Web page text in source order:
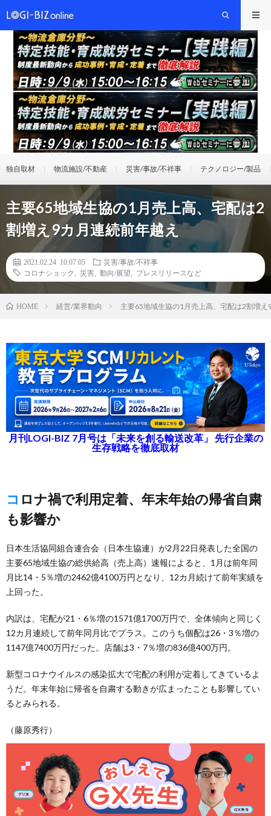
独自取材 物流施設/不動産 災害/事故/不祥事 テクノロジー/製品
主要65地域生協の1月売上高、宅配は2
割増え9カ月連続前年越え
2021.02.24 10:07:05
災害/事故/不祥事
コロナショック
災害 動向/展望 プレスリリースなど
HOME 経営/業界動向 主要65地域生協の1月売上高、宅配は2割増え
月刊LOGI-BIZ 7月号は「未来を創る輸送改革」 先行企業の
生存戦略を徹底取材
コロナ禍で利用定着、年末年始の帰省自粛
も影響か
日本生活協同組合連合会（日本生協連）が2月22日発表した全国の
主要65地域生協の総供給高（売上高）速報によると、1月は前年同
月比14・5％増の2462億4100万円となり、12カ月続けて前年実績を
上回った。
内訳は、宅配が21・6％増の1571億1700万円で、全体傾向と同じく
12カ月連続して前年同月比でプラス。このうち個配は26・3％増の
1147億7400万円だった。店舗は3・7％増の836億400万円。
新型コロナウイルスの感染拡大で宅配の利用が定着してきているよ
うだ。年末年始に帰省を自粛する動きが広まったことも影響してい
るとみられる。
（藤原秀行）